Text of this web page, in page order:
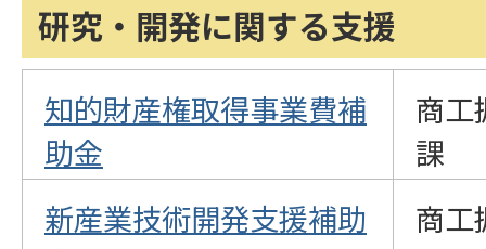
研究・開発に関する支援
知的財産権取得事業費補
助金
商工
課
新産業技術開発支援補助
商工